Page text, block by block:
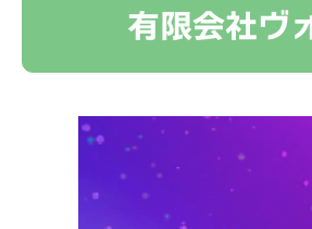
有限会社ヴ